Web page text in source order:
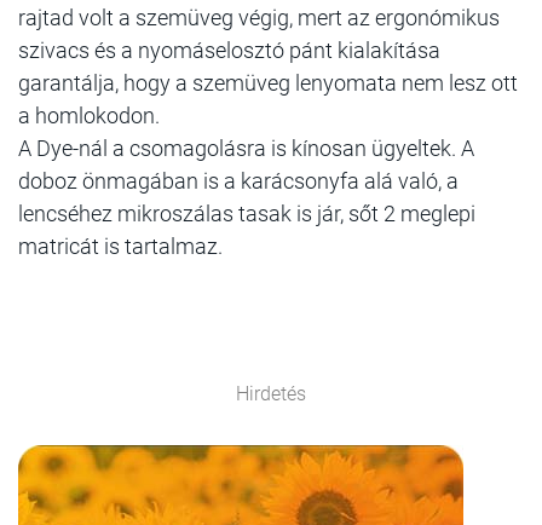
rajtad volt a szemüveg végig, mert az ergonómikus
szivacs és a nyomáselosztó pánt kialakítása
garantálja, hogy a szemüveg lenyomata nem lesz ott
a homlokodon.
A Dye-nál a csomagolásra is kínosan ügyeltek. A
doboz önmagában is a karácsonyfa alá való, a
lencséhez mikroszálas tasak is jár, sőt 2 meglepi
matricát is tartalmaz.
Hirdetés